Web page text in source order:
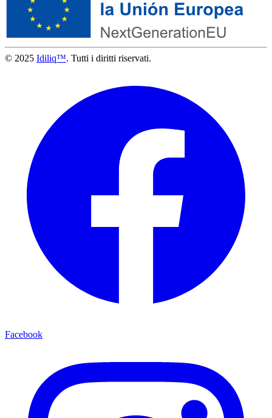
© 2025 Idiliq™. Tutti i diritti riservati.
Facebook